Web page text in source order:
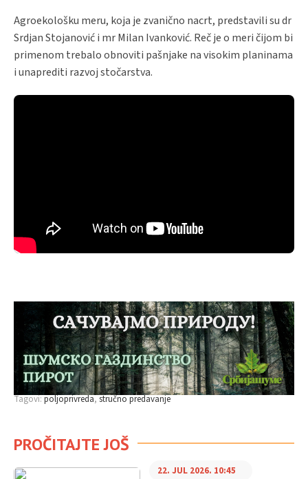
Agroekološku meru, koja je zvanično nacrt, predstavili su dr
Srdjan Stojanović i mr Milan Ivanković. Reč je o meri čijom bi
primenom trebalo obnoviti pašnjake na visokim planinama
i unaprediti razvoj stočarstva.
Tagovi:poljoprivreda stručno predavanje
PROČITAJTE JOŠ
22. JUL 2026. 10:45